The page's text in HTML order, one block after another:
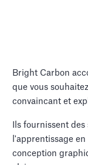
Bright Carbon
que vous
convaincant et
Ils fournissent
l'apprentissage
conception